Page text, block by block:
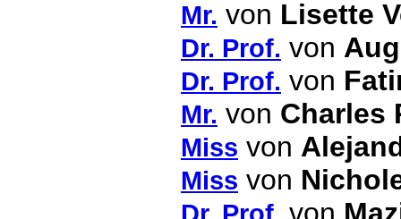
Mr. von Lisette
Dr. Prof. von
Dr. Prof. von
Mr. von Charles
Miss von
Miss von